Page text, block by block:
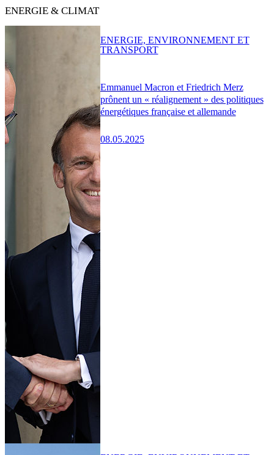
ENERGIE & CLIMAT
Emmanuel Macron et Friedrich Merz
prônent un « réalignement » des politiques
énergétiques française et allemande
08.05.2025
ENERGIE, ENVIRONNEMENT ET
TRANSPORT